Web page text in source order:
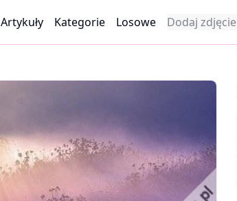
Artykuły Kategorie Losowe Dodaj zdjęcie